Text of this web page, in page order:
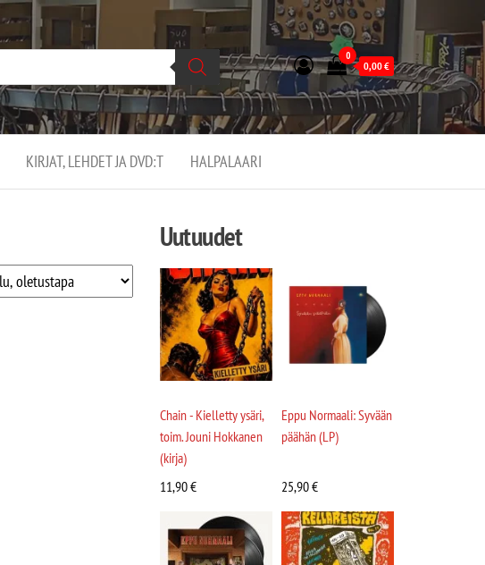
0
0,00€
KIRJAT, LEHDET JA DVD:T HALPALAARI
Uutuudet
Chain - Kielletty ysäri,
toim. Jouni Hokkanen
(kirja)
11,90€
Eppu Normaali: Syvään
päähän (LP)
25,90€